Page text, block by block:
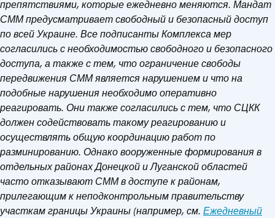
препятствиями, которые ежедневно меняются. Мандат
СММ предусматривает свободный и безопасный доступ
по всей Украине. Все подписанты Комплекса мер
согласились с необходимостью свободного и безопасного
доступа, а также с тем, что ограничение свободы
передвижения СММ является нарушением и что на
подобные нарушения необходимо оперативно
реагировать. Они также согласились с тем, что СЦКК
должен содействовать такому реагированию и
осуществлять общую координацию работ по
разминированию. Однако вооруженные формирования в
отдельных районах Донецкой и Луганской областей
часто отказывают СММ в доступе к районам,
прилегающим к неподконтрольным правительству
участкам границы Украины (например, см. Ежедневный